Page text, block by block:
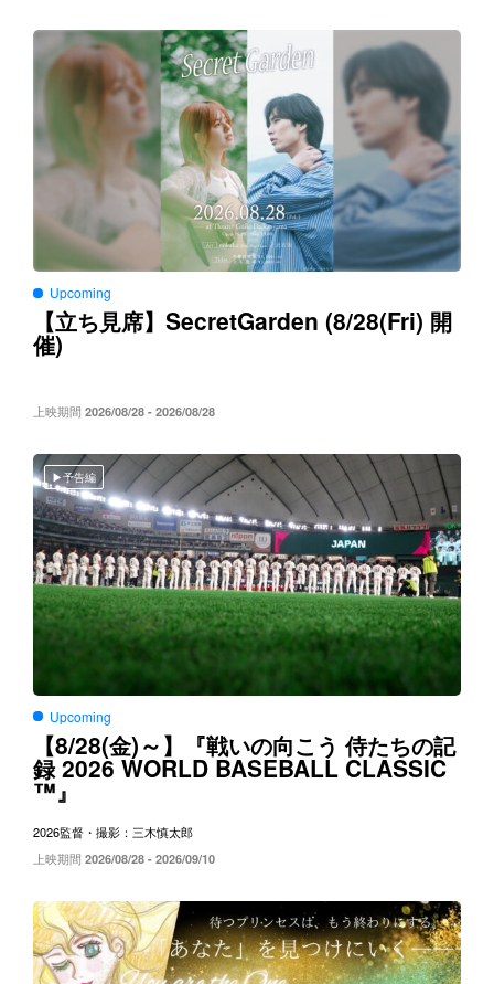
Upcoming
【立ち見席】 SecretGarden (8/28(Fri) 開
催)
上映期間 2026/08/28 - 2026/08/28
予告編
Upcoming
【8/28(金)～】『戦いの向こう 侍たちの記
録2026 WORLD BASEBALL CLASSIC
™』
2026監督・撮影：三木慎太郎
上映期間 2026/08/28 - 2026/09/10